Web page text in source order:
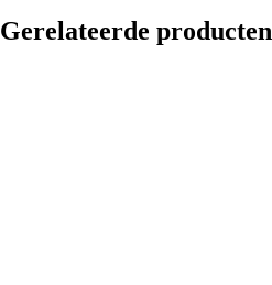
Gerelateerde producten